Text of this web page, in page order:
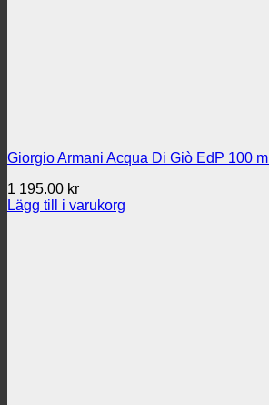
Giorgio Armani Acqua Di Giò EdP 100 ml
1 195.00 kr
Lägg till i varukorg